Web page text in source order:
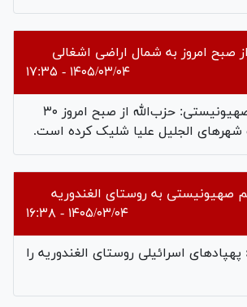
۱۴۰۵/۰۳/۰۴ - ۱۷:۳۵
رسانه‌های رژیم صهیونیستی: حزب‌الله از صبح امروز ۳۰
شهر‌های الجلیل علیا شلیک کرده است.
صهیونیستی به روستای الغندوریه
۱۴۰۵/۰۳/۰۴ - ۱۶:۳۸
پهپادهای اسرائیلی روستای الغندوریه را